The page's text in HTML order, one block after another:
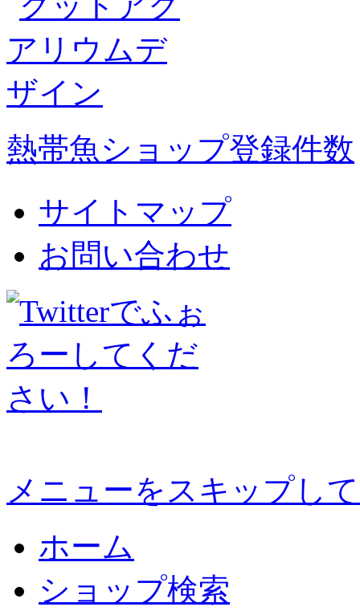
熱帯魚ショップ登録件数
サイトマップ
お問い合わせ
メニューをスキップし
ホーム
ショップ検索